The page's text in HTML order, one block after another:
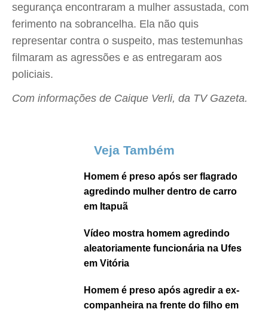
segurança encontraram a mulher assustada, com
ferimento na sobrancelha. Ela não quis
representar contra o suspeito, mas testemunhas
filmaram as agressões e as entregaram aos
policiais.
Com informações de Caique Verli, da TV Gazeta.
Veja Também
Homem é preso após ser flagrado
agredindo mulher dentro de carro
em Itapuã
Vídeo mostra homem agredindo
aleatoriamente funcionária na Ufes
em Vitória
Homem é preso após agredir a ex-
companheira na frente do filho em